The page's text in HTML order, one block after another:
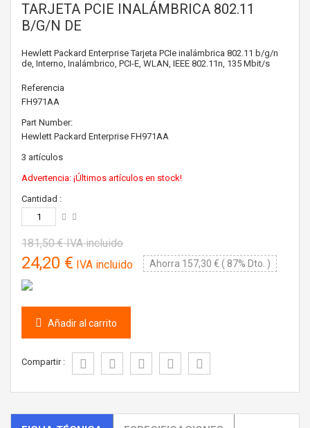
TARJETA PCIE INALÁMBRICA 802.11
B/G/N DE
Hewlett Packard Enterprise Tarjeta PCIe inalámbrica 802.11 b/g/n
de, Interno, Inalámbrico, PCI-E, WLAN, IEEE 802.11n, 135 Mbit/s
Referencia
FH971AA
Part Number:
Hewlett Packard Enterprise FH971AA
3 artículos
Advertencia: ¡Últimos artículos en stock!
Cantidad :
181,50 €IVA incluido
24,20 € IVA incluido Ahorra 157,30 € ( 87% Dto. )
Añadir al carrito
Compartir :